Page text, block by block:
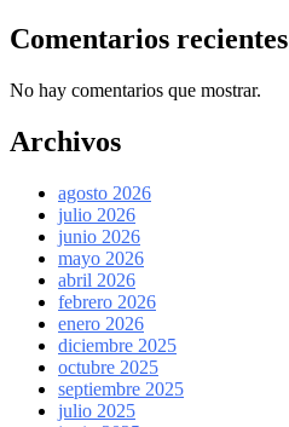
Comentarios recientes
No hay comentarios que mostrar.
Archivos
agosto 2026
julio 2026
junio 2026
mayo 2026
abril 2026
febrero 2026
enero 2026
diciembre 2025
octubre 2025
septiembre 2025
julio 2025